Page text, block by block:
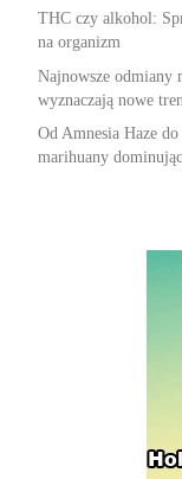
THC czy alkohol:
na organizm
Najnowsze odmiany
wyznaczają nowe
Od Amnesia Haze
marihuany